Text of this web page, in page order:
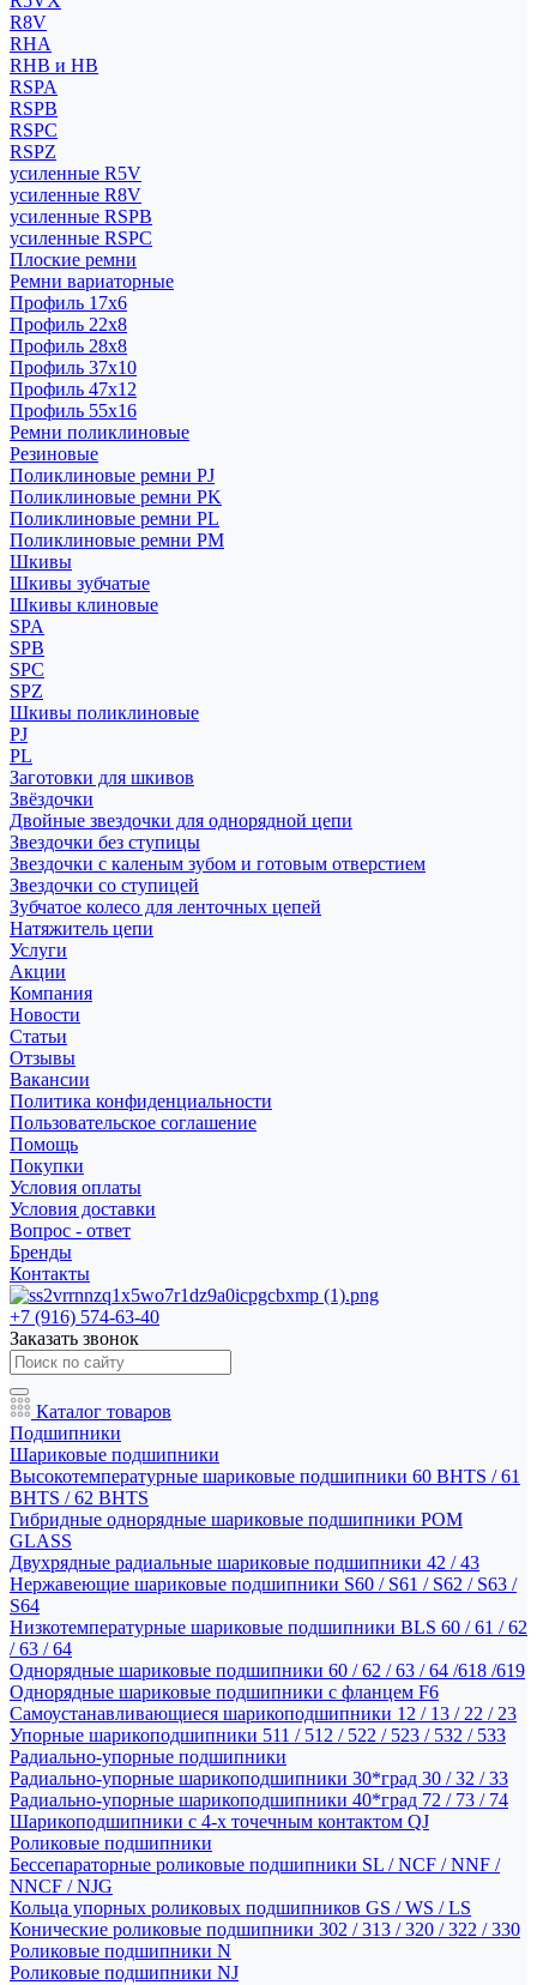
R8V
RHA
RHB и HB
RSPA
RSPB
RSPC
RSPZ
усиленные R5V
усиленные R8V
усиленные RSPB
усиленные RSPC
Плоские ремни
Ремни вариаторные
Профиль 17x6
Профиль 22x8
Профиль 28x8
Профиль 37x10
Профиль 47x12
Профиль 55x16
Ремни поликлиновые
Резиновые
Поликлиновые ремни PJ
Поликлиновые ремни PK
Поликлиновые ремни PL
Поликлиновые ремни PM
Шкивы
Шкивы зубчатые
Шкивы клиновые
SPA
SPB
SPC
SPZ
Шкивы поликлиновые
PJ
PL
Заготовки для шкивов
Звёздочки
Двойные звездочки для однорядной цепи
Звездочки без ступицы
Звездочки с каленым зубом и готовым отверстием
Звездочки со ступицей
Зубчатое колесо для ленточных цепей
Натяжитель цепи
Услуги
Акции
Компания
Новости
Статьи
Отзывы
Вакансии
Политика конфиденциальности
Пользовательское соглашение
Помощь
Покупки
Условия оплаты
Условия доставки
Вопрос - ответ
Бренды
Контакты
+7 (916) 574-63-40
Заказать звонок
Каталог товаров
Подшипники
Шариковые подшипники
Высокотемпературные шариковые подшипники 60 BHTS / 61
BHTS / 62 BHTS
Гибридные однорядные шариковые подшипники POM
GLASS
Двухрядные радиальные шариковые подшипники 42 / 43
Нержавеющие шариковые подшипники S60 / S61 / S62 / S63 /
S64
Низкотемпературные шариковые подшипники BLS 60 / 61 / 62
/ 63 / 64
Однорядные шариковые подшипники 60 / 62 / 63 / 64 /618 /619
Однорядные шариковые подшипники с фланцем F6
Самоустанавливающиеся шарикоподшипники 12 / 13 / 22 / 23
Упорные шарикоподшипники 511 / 512 / 522 / 523 / 532 / 533
Радиально-упорные подшипники
Радиально-упорные шарикоподшипники 30*град 30 / 32 / 33
Радиально-упорные шарикоподшипники 40*град 72 / 73 / 74
Шарикоподшипники с 4-х точечным контактом QJ
Роликовые подшипники
Бессепараторные роликовые подшипники SL / NCF / NNF /
NNCF / NJG
Кольца упорных роликовых подшипников GS / WS / LS
Конические роликовые подшипники 302 / 313 / 320 / 322 / 330
Роликовые подшипники N
Роликовые подшипники NJ